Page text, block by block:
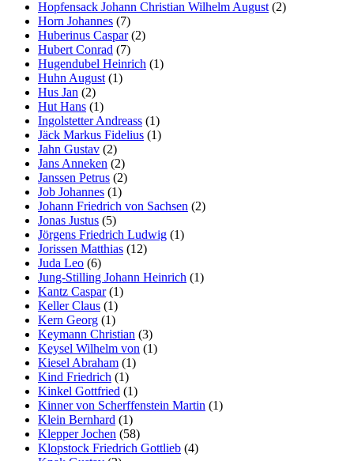
Hopfensack Johann Christian Wilhelm August (2)
Horn Johannes (7)
Huberinus Caspar(2)
Hubert Conrad (7)
Hugendubel Heinrich (1)
Huhn August (1)
Hus Jan (2)
Hut Hans (1)
Ingolstetter Andreass (1)
Jäck Markus Fidelius (1)
Jahn Gustav (2)
Jans Anneken (2)
Janssen Petrus (2)
Job Johannes (1)
Johann Friedrich von Sachsen (2)
Jonas Justus (5)
Jörgens Friedrich Ludwig (1)
Jorissen Matthias (12)
Juda Leo (6)
Jung-Stilling Johann Heinrich (1)
Kantz Caspar(1)
Keller Claus (1)
Kern Georg (1)
Keymann Christian (3)
Keysel Wilhelm von (1)
Kiesel Abraham (1)
Kind Friedrich (1)
Kinkel Gottfried (1)
Kinner von Scherffenstein Martin (1)
Klein Bernhard (1)
Klepper Jochen (58)
Klopstock Friedrich Gottlieb (4)